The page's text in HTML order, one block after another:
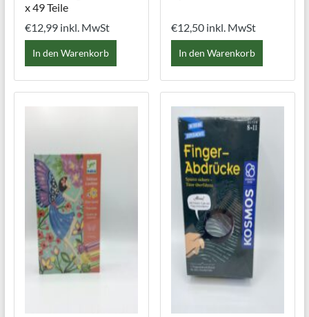
x 49 Teile
€12,99 inkl. MwSt
In den Warenkorb
€12,50 inkl. MwSt
In den Warenkorb